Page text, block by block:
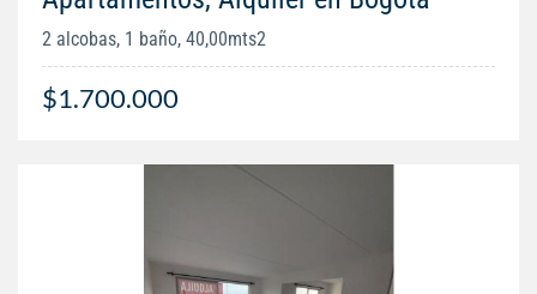
2 alcobas, 1 baño, 40,00mts2
$1.700.000